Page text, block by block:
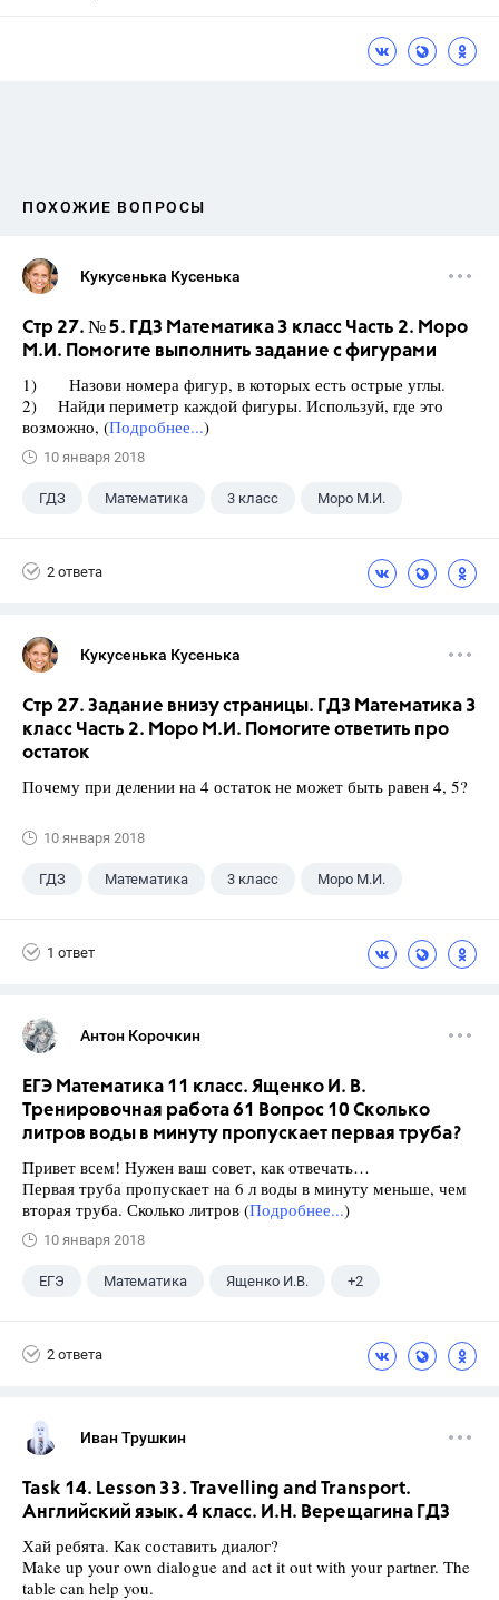
ПОХОЖИЕ ВОПРОСЫ
Кукусенька Кусенька
Стр 27. № 5. ГДЗ Математика 3 класс Часть 2. Моро
М.И. Помогите выполнить задание с фигурами
1) Назови номера фигур, в которых есть острые углы.
2) Найди периметр каждой фигуры. Используй, где это
возможно, (Подробнее...)
10 января 2018
ГДЗ Математика 3 класс Моро М.И.
2 ответа
Кукусенька Кусенька
Стр 27. Задание внизу страницы. ГДЗ Математика 3
класс Часть 2. Моро М.И. Помогите ответить про
остаток
Почему при делении на 4 остаток не может быть равен 4, 5?
10 января 2018
ГДЗ Математика 3 класс Моро М.И.
1 ответ
Антон Корочкин
ЕГЭ Математика 11 класс. Ященко И. В.
Тренировочная работа 61 Вопрос 10 Сколько
литров воды в минуту пропускает первая труба?
Привет всем! Нужен ваш совет, как отвечать…
Первая труба пропускает на 6 л воды в минуту меньше, чем
вторая труба. Сколько литров (Подробнее...)
10 января 2018
ЕГЭ Математика Ященко И.В. +2
2 ответа
Иван Трушкин
Task 14. Lesson 33. Travelling and Transport.
Английский язык. 4 класс. И.Н. Верещагина ГДЗ
Хай ребята. Как составить диалог?
Make up your own dialogue and act it out with your partner. The
table can help you.